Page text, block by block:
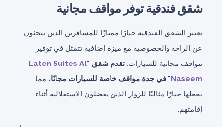
شقق فندقية توفر مواقف مجانية
تعتبر الشقق الفندقية خيارًا ممتازًا للمسافرين الذين يبحثون
عن الراحة والخصوصية مع ميزة إضافية تتمثل في توفير
مواقف مجانية للسيارات.تقدم شقق "Laten Suites Al
Naseem" في جدة مواقف خاصة للسيارات مجانًا، مما
يجعلها خيارًا مثاليًا للزوار الذين يفضلون الاستقلالية أثناء
إقامتهم.